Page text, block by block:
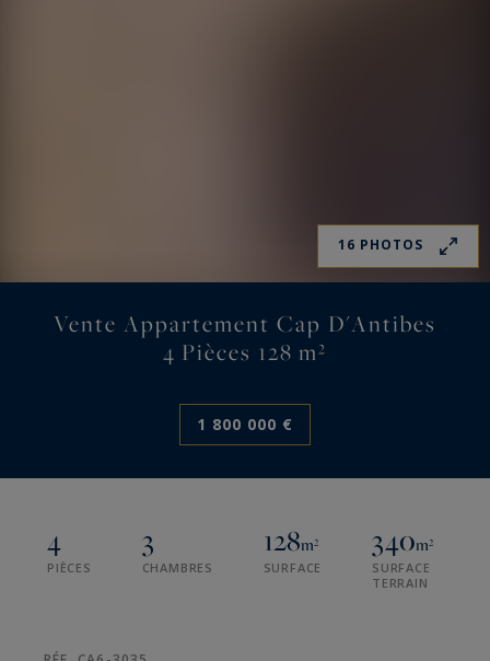
16 PHOTOS
Vente Appartement Cap D'Antibes
4 Pièces 128 m²
1 800 000 €
4
PIÈCES
3
CHAMBRES
128m²
SURFACE
340m²
SURFACE
TERRAIN